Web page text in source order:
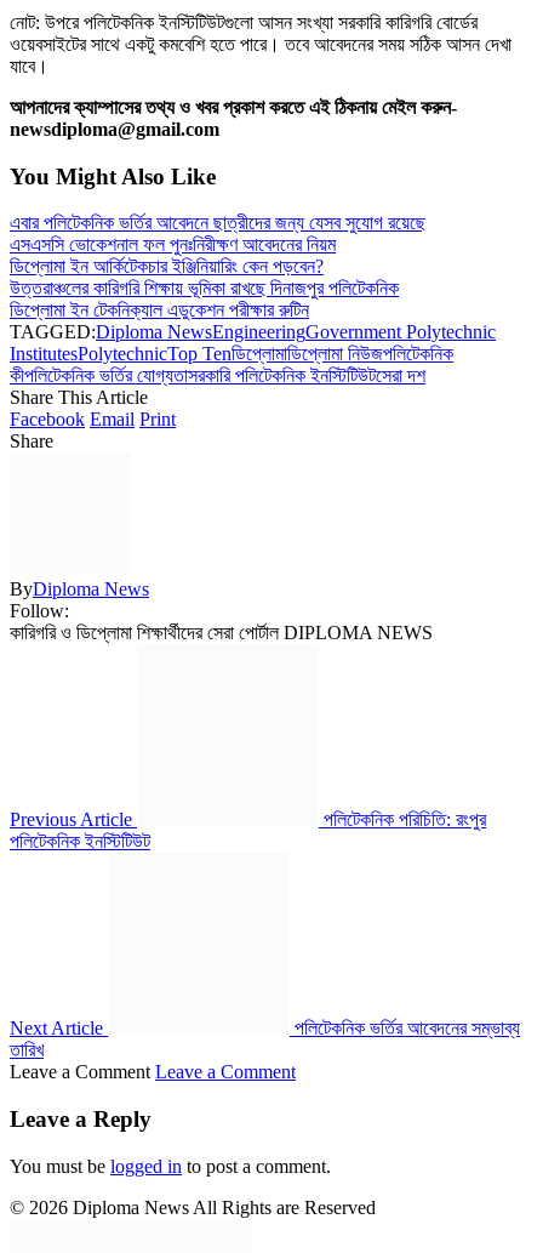
নোট: উপরে পলিটেকনিক ইনস্টিটিউটগুলো আসন সংখ্যা সরকারি কারিগরি বোর্ডের
ওয়েবসাইটের সাথে একটু কমবেশি হতে পারে। তবে আবেদনের সময় সঠিক আসন দেখা
যাবে।
আপনাদের ক্যাম্পাসের তথ্য ও খবর প্রকাশ করতে এই ঠিকনায় মেইল করুন-
newsdiploma@gmail.com
You Might Also Like
এবার পলিটেকনিক ভর্তির আবেদনে ছাত্রীদের জন্য যেসব সুযোগ রয়েছে
এসএসসি ভোকেশনাল ফল পুনঃনিরীক্ষণ আবেদনের নিয়ম
ডিপ্লোমা ইন আর্কিটেকচার ইঞ্জিনিয়ারিং কেন পড়বেন?
উত্তরাঞ্চলের কারিগরি শিক্ষায় ভূমিকা রাখছে দিনাজপুর পলিটেকনিক
ডিপ্লোমা ইন টেকনিক্যাল এডুকেশন পরীক্ষার রুটিন
TAGGED:Diploma NewsEngineeringGovernment Polytechnic
InstitutesPolytechnicTop Tenডিপ্লোমাডিপ্লোমা নিউজপলিটেকনিক
কীপলিটেকনিক ভর্তির যোগ্যতাসরকারি পলিটেকনিক ইনস্টিটিউটসেরা দশ
Share This Article
Facebook Email Print
Share
ByDiploma News
Follow:
কারিগরি ও ডিপ্লোমা শিক্ষার্থীদের সেরা পোর্টাল DIPLOMA NEWS
Previous Article
পলিটেকনিক পরিচিতি: রংপুর
পলিটেকনিক ইনস্টিটিউট
Next Article
পলিটেকনিক ভর্তির আবেদনের সম্ভাব্য
তারিখ
Leave a Comment Leave a Comment
Leave a Reply
You must be logged in to post a comment.
© 2026 Diploma News All Rights are Reserved